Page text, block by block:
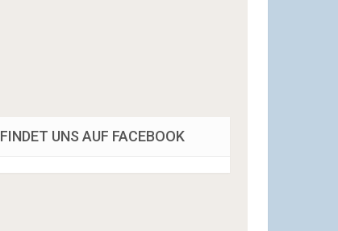
FINDET UNS AUF FACEBOOK